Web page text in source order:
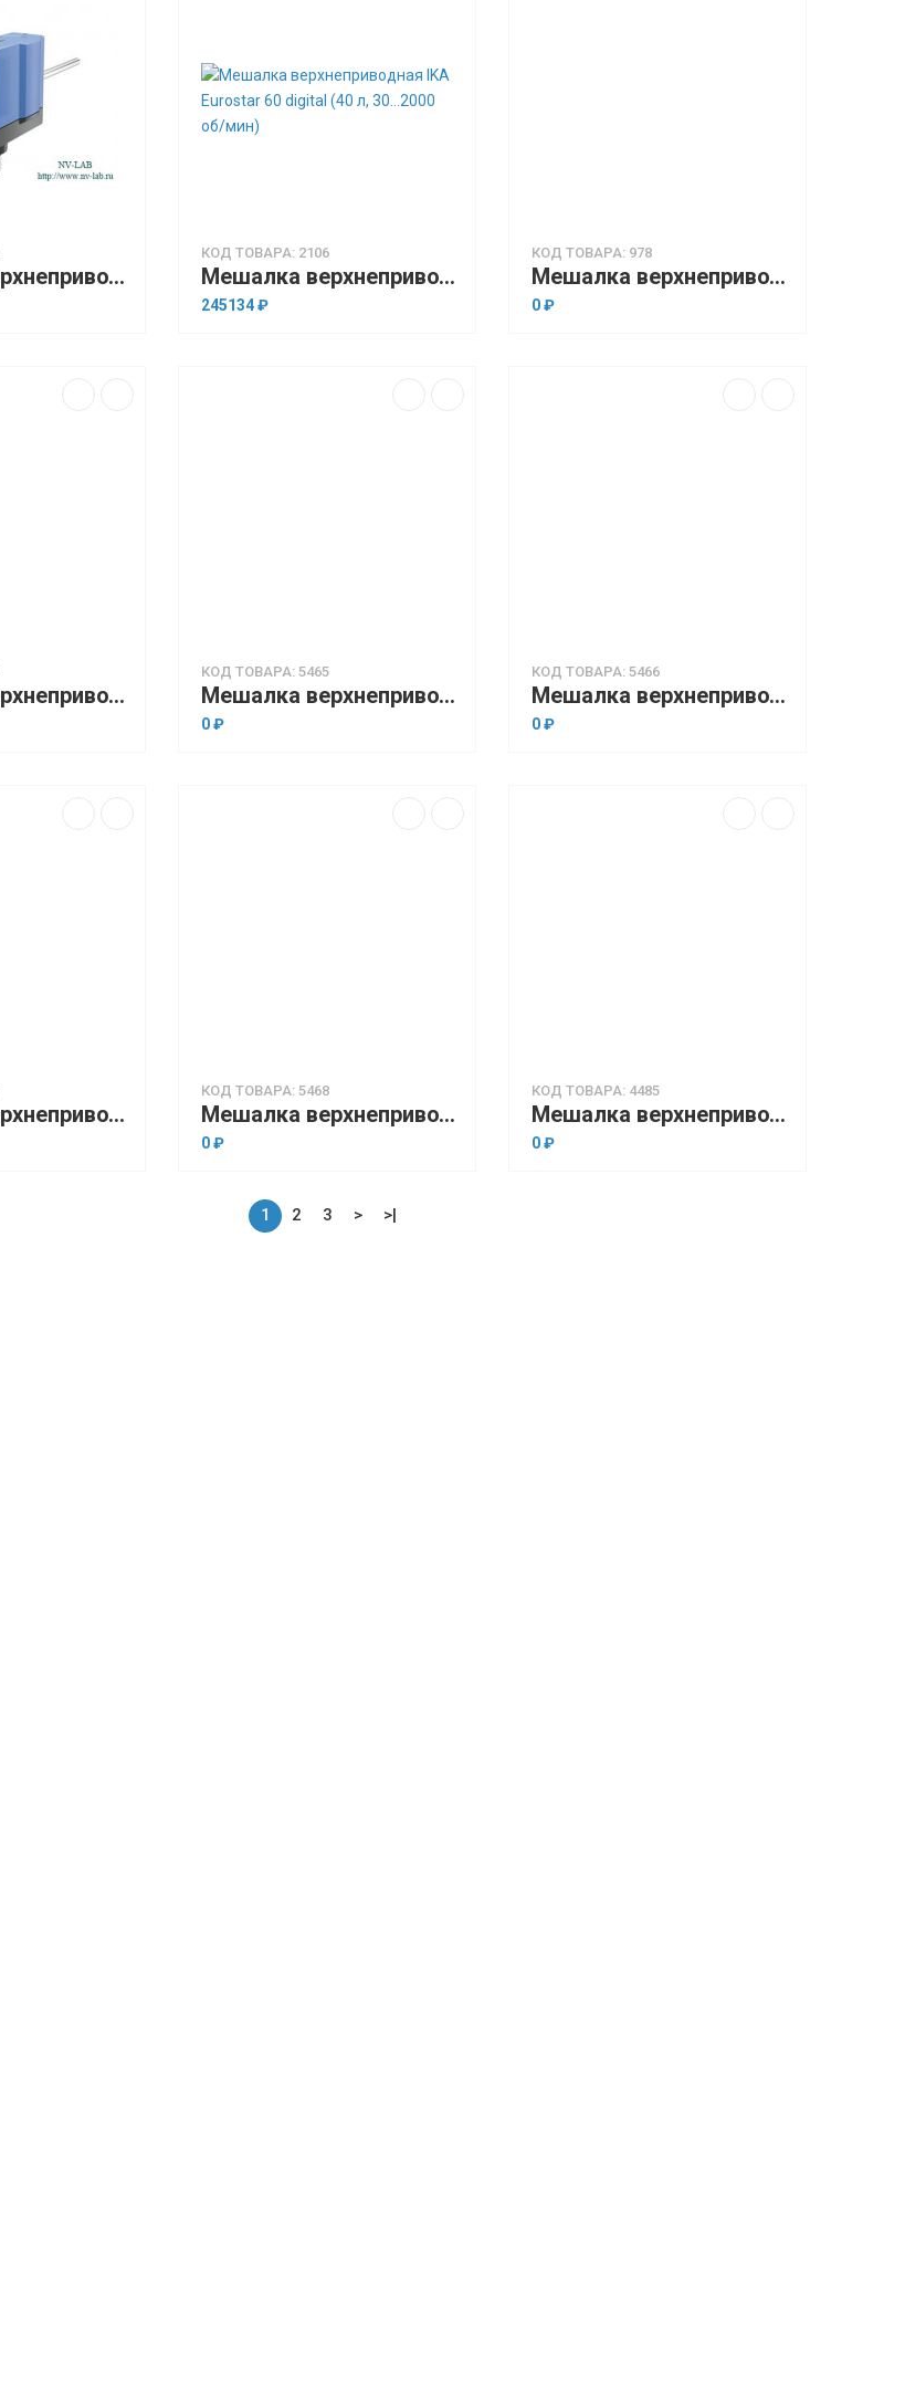
Мешалка верхнеприводная IKA Eurostar 20 digital (15 л, 30…2000 об/мин)
КОД ТОВАРА: 2106
Мешалка верхнеприводная IKA Eurostar 60 digital (40 л, 30…2000 об/мин)
245134 ₽
КОД ТОВАРА: 978
Мешалка верхнеприводная IKA RW 20 digitall (20 л, 60…2000 об/мин)
0 ₽
Мешалка верхнеприводная OHAUS Achiever 5000 e-A51ST020 (до 2000 об/мин., до 25 л., 10000 мПа•с)
КОД ТОВАРА: 5465
Мешалка верхнеприводная OHAUS Achiever 5000 e-A51ST040 (до 2000 об/мин., до 25 л., 25000 мПа•с)
0 ₽
КОД ТОВАРА: 5466
Мешалка верхнеприводная OHAUS Achiever 5000 e-A51ST060 (до 2000 об/мин., до 40 л., 50000 мПа•с)
0 ₽
Мешалка верхнеприводная OHAUS Achiever 5000 e-A51ST100 (до 1300 об/мин., до 100 л., 70000 мПа•с)
КОД ТОВАРА: 5468
Мешалка верхнеприводная OHAUS Achiever 5000 e-A51ST200 (6-400 об/мин., 30-2000 об/мин., до 100 л., 100000 мПа•с)
0 ₽
КОД ТОВАРА: 4485
Мешалка верхнеприводная SH Scientific SH-OSA Set 1 (аналоговая, в комплекте с 3-х лопастной пропеллерной насадкой)
0 ₽
1 2 3 > >|